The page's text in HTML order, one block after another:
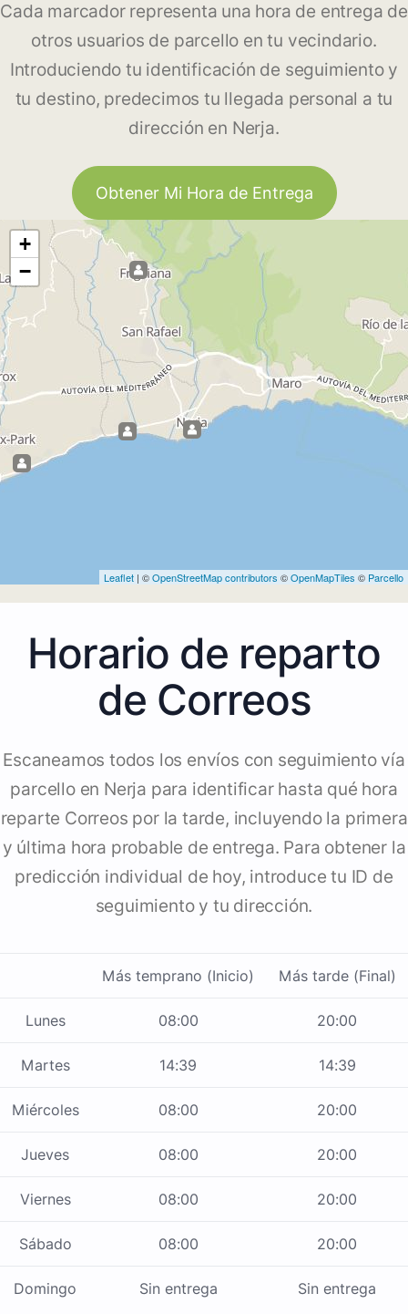
Cada marcador representa una hora de entrega de
otros usuarios de parcello en tu vecindario.
Introduciendo tu identificación de seguimiento y
tu destino, predecimos tu llegada personal a tu
dirección en Nerja.
Obtener Mi Hora de Entrega
+
−
Leaflet | ©OpenStreetMap contributors ©OpenMapTiles © Parcello
Horario de reparto
de Correos
Escaneamos todos los envíos con seguimiento vía
parcello en Nerja para identificar hasta qué hora
reparte Correos por la tarde, incluyendo la primera
y última hora probable de entrega. Para obtener la
predicción individual de hoy, introduce tu ID de
seguimiento y tu dirección.
Más temprano (Inicio) Más tarde (Final)
Lunes 08:00 20:00
Martes 14:39 14:39
Miércoles 08:00 20:00
Jueves 08:00 20:00
Viernes 08:00 20:00
Sábado 08:00 20:00
Domingo Sin entrega Sin entrega